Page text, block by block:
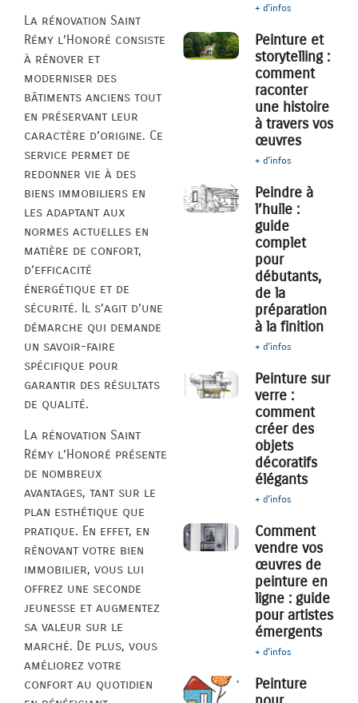
La rénovation Saint
Rémy l’Honoré consiste
à rénover et
moderniser des
bâtiments anciens tout
en préservant leur
caractère d’origine. Ce
service permet de
redonner vie à des
biens immobiliers en
les adaptant aux
normes actuelles en
matière de confort,
d’efficacité
énergétique et de
sécurité. Il s’agit d’une
démarche qui demande
un savoir-faire
spécifique pour
garantir des résultats
de qualité.
La rénovation Saint
Rémy l’Honoré présente
de nombreux
avantages, tant sur le
plan esthétique que
pratique. En effet, en
rénovant votre bien
immobilier, vous lui
offrez une seconde
jeunesse et augmentez
sa valeur sur le
marché. De plus, vous
améliorez votre
confort au quotidien
+ d'infos
Peinture et
storytelling :
comment
raconter
une histoire
à travers vos
œuvres
+ d'infos
Peindre à
l’huile :
guide
complet
pour
débutants,
de la
préparation
à la finition
+ d'infos
Peinture sur
verre :
comment
créer des
objets
décoratifs
élégants
+ d'infos
Comment
vendre vos
œuvres de
peinture en
ligne : guide
pour artistes
émergents
+ d'infos
Peinture